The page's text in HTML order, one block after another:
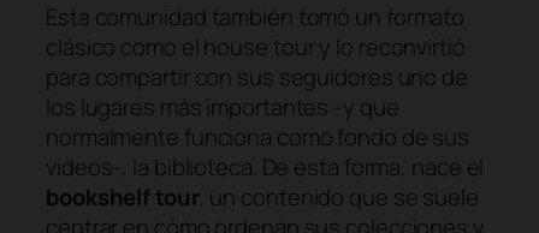
Esta comunidad también tomó un formato
clásico como el house toury lo reconvirtió
para compartir con sus seguidores uno de
los lugares más importantes -y que
normalmente funciona como fondo de sus
videos-, la biblioteca. De esta forma, nace el
bookshelf tour, un contenido que se suele